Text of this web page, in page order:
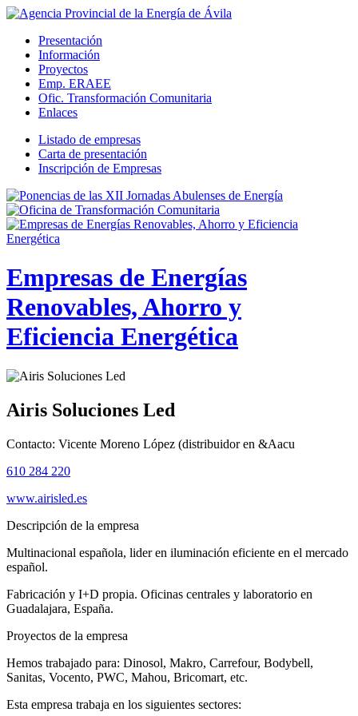
Presentación
Información
Proyectos
Emp. ERAEE
Ofic. Transformación Comunitaria
Enlaces
Listado de empresas
Carta de presentación
Inscripción de Empresas
Empresas de Energías
Renovables, Ahorro y
Eficiencia Energética
Airis Soluciones Led
Contacto: Vicente Moreno López (distribuidor en &Aacu
610 284 220
www.airisled.es
Descripción de la empresa
Multinacional española, lider en iluminación eficiente en el mercado
español.
Fabricación y I+D propia. Oficinas centrales y laboratorio en
Guadalajara, España.
Proyectos de la empresa
Hemos trabajado para: Dinosol, Makro, Carrefour, Bodybell,
Sanitas, Vocento, PWC, Mahou, Bricomart, etc.
Esta empresa trabaja en los siguientes sectores: